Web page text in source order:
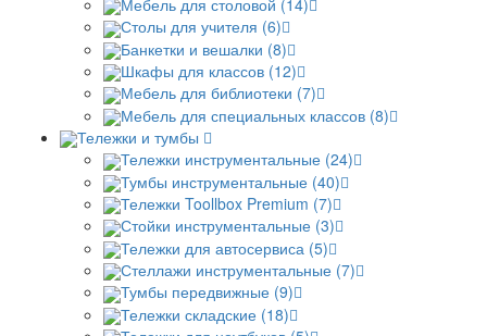
Мебель для столовой (14)
Столы для учителя (6)
Банкетки и вешалки (8)
Шкафы для классов (12)
Мебель для библиотеки (7)
Мебель для специальных классов (8)
Тележки и тумбы
Тележки инструментальные (24)
Тумбы инструментальные (40)
Тележки Toollbox Premium (7)
Стойки инструментальные (3)
Тележки для автосервиса (5)
Стеллажи инструментальные (7)
Тумбы передвижные (9)
Тележки складские (18)